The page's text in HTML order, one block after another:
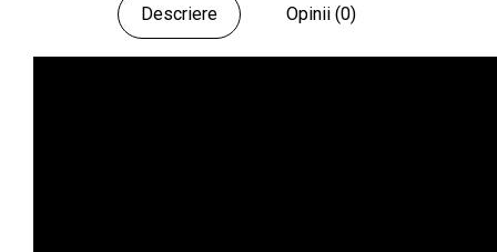
Descriere Opinii (0)